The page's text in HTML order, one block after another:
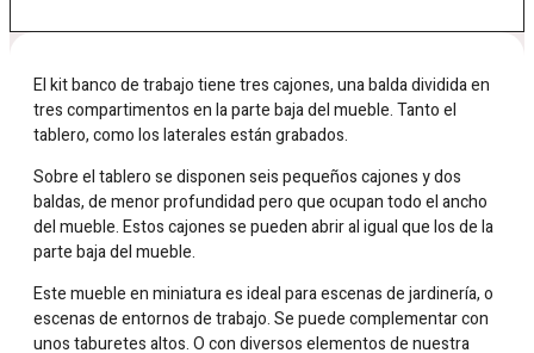
El kit banco de trabajo tiene tres cajones, una balda dividida en
tres compartimentos en la parte baja del mueble. Tanto el
tablero, como los laterales están grabados.
Sobre el tablero se disponen seis pequeños cajones y dos
baldas, de menor profundidad pero que ocupan todo el ancho
del mueble. Estos cajones se pueden abrir al igual que los de la
parte baja del mueble.
Este mueble en miniatura es ideal para escenas de jardinería, o
escenas de entornos de trabajo. Se puede complementar con
unos taburetes altos. O con diversos elementos de nuestra